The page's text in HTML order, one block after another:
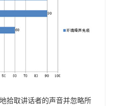
取讲话者的声音并忽略所